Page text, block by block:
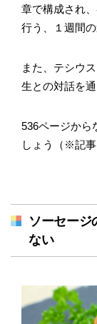
章で構成され
行う、１週間
また、テシウ
生との対話を
536ページから
しょう（※記事
ソーセージ
ない